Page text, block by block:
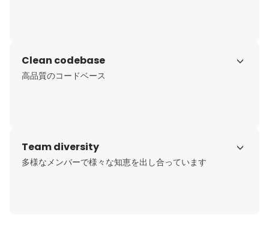
Clean codebase
高品質のコードベース
Team diversity
多様なメンバーで様々な知恵を出し合っています